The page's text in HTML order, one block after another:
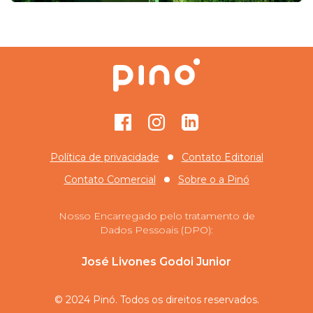
FacebookInstagramGitHub
Política de privacidade
Contato Editorial
Contato Comercial
Sobre o a Pinó
Nosso Encarregado pelo tratamento de
Dados Pessoais (DPO):
José Livones Godoi Junior
© 2024 Pinó. Todos os direitos reservados.